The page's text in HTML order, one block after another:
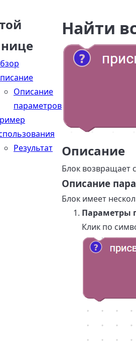
Описание
параметров
Результат
Найти
Описание
Блок возвращает
Описание
Блок имеет
Параметры
Клик по